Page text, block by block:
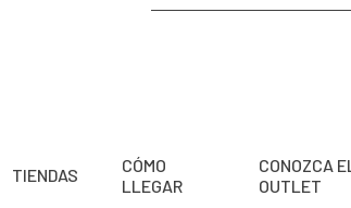
TIENDAS
CÓMO
LLEGAR
CONOZCA EL
OUTLET